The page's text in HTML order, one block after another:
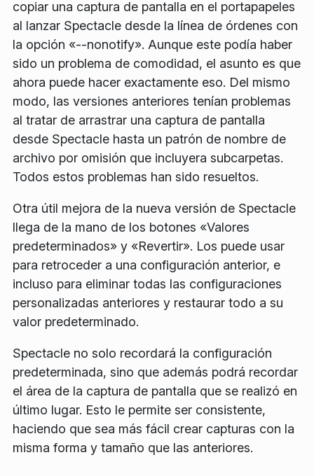
copiar una captura de pantalla en el portapapeles
al lanzar Spectacle desde la línea de órdenes con
la opción «--nonotify». Aunque este podía haber
sido un problema de comodidad, el asunto es que
ahora puede hacer exactamente eso. Del mismo
modo, las versiones anteriores tenían problemas
al tratar de arrastrar una captura de pantalla
desde Spectacle hasta un patrón de nombre de
archivo por omisión que incluyera subcarpetas.
Todos estos problemas han sido resueltos.
Otra útil mejora de la nueva versión de Spectacle
llega de la mano de los botones «Valores
predeterminados» y «Revertir». Los puede usar
para retroceder a una configuración anterior, e
incluso para eliminar todas las configuraciones
personalizadas anteriores y restaurar todo a su
valor predeterminado.
Spectacle no solo recordará la configuración
predeterminada, sino que además podrá recordar
el área de la captura de pantalla que se realizó en
último lugar. Esto le permite ser consistente,
haciendo que sea más fácil crear capturas con la
misma forma y tamaño que las anteriores.